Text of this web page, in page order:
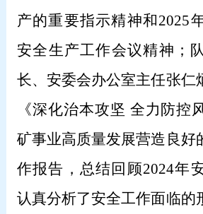
产的重要指示精神和2025
安全生产工作会议精神；
长、安委会办公室主任张仁
《深化治本攻坚 全力防控
矿事业高质量发展营造良好
作报告，总结回顾2024年
认真分析了安全工作面临的